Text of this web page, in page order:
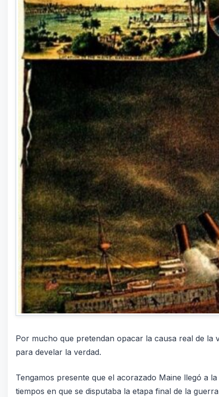
Por mucho que pretendan opacar la causa real de la
para develar la verdad.
Tengamos presente que el acorazado Maine llegó a
tiempos en que se disputaba la etapa final de la